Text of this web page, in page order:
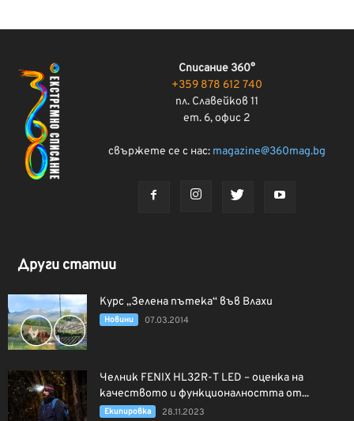
Списание 360°
+359 878 612 740
пл. Славейков 11
ет. 6, офис 2
свържете се с нас: magazine@360mag.bg
Други статии
Курс „Зелена пътека“ във Влахи
Новини 07.03.2014
Челник FENIX HL32R-T LED – оценка на
качеството и функционалността от...
Екипировка 28.11.2023